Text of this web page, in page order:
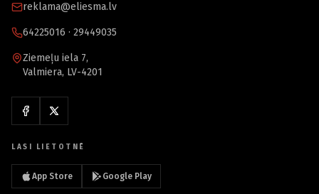
reklama@eliesma.lv
64225016 · 29449035
Ziemeļu iela 7,
Valmiera, LV-4201
LASI LIETOTNĒ
App Store Google Play